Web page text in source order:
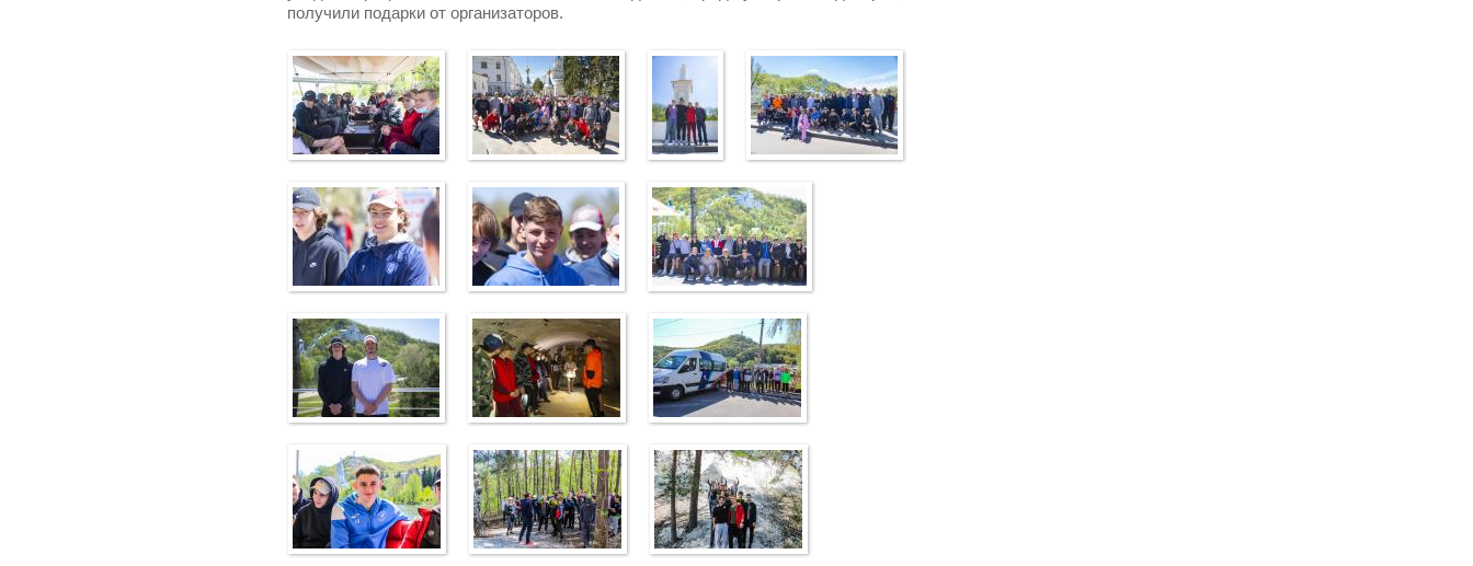
получили подарки от организаторов.